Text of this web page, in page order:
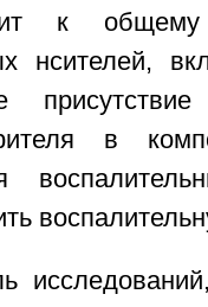
к общему
нсителей,
в